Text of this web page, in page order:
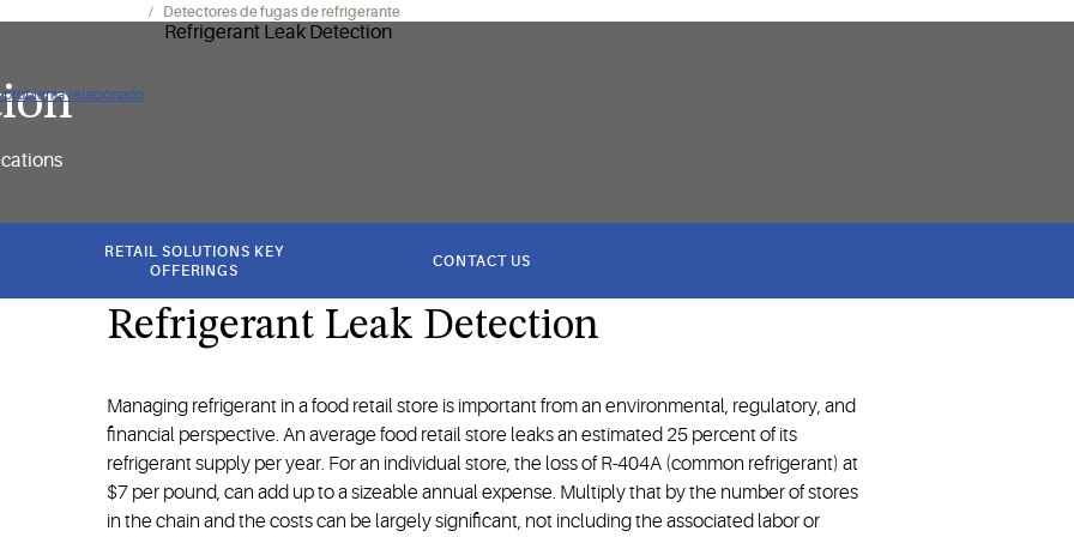
relacionado
Detectores de fugas de refrigerante
RETAIL SOLUTIONS KEY
OFFERINGS
CONTACT US
Refrigerant Leak Detection
Managing refrigerant in a food retail store is important from an environmental, regulatory, and
financial perspective. An average food retail store leaks an estimated 25 percent of its
refrigerant supply per year. For an individual store, the loss of R-404A (common refrigerant) at
$7 per pound, can add up to a sizeable annual expense. Multiply that by the number of stores
in the chain and the costs can be largely significant, not including the associated labor or